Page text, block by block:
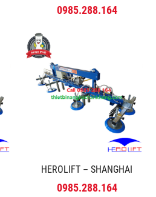
0985.288.164
HEROLIFT – SHANGHAI
0985.288.164